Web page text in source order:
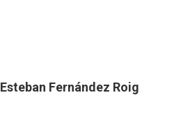
Esteban Fernández Roig